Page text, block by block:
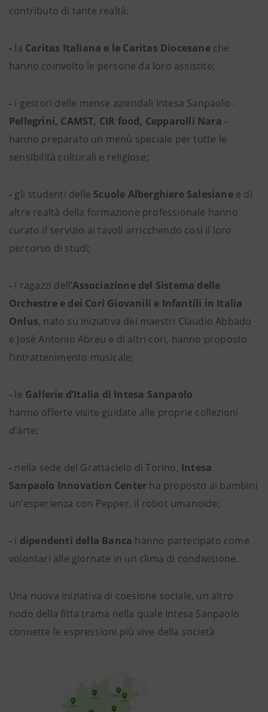
contributo di tante realtà:
- la Caritas Italiana e le Caritas Diocesaneche
hanno coinvolto le persone da loro assistite;
- i gestori delle mense aziendali Intesa Sanpaolo -
Pellegrini, CAMST, CIR food, Cepparolli Nara -
hanno preparato un menù speciale per tutte le
sensibilità culturali e religiose;
- gli studenti delle Scuole Alberghiere Salesianee di
altre realtà della formazione professionale hanno
curato il servizio ai tavoli arricchendo così il loro
percorso di studi;
- i ragazzi dell’Associazione del Sistema delle
Orchestre e dei Cori Giovanili e Infantili in Italia
Onlus, nato su iniziativa dei maestri Claudio Abbado
e José Antonio Abreu e di altri cori, hanno proposto
l’intrattenimento musicale;
- le Gallerie d’Italia di Intesa Sanpaolo
hanno offerte visite guidate alle proprie collezioni
d’arte;
- nella sede del Grattacielo di Torino, Intesa
Sanpaolo Innovation Center ha proposto ai bambini
un’esperienza con Pepper, il robot umanoide;
- i dipendenti della Banca hanno partecipato come
volontari alle giornate in un clima di condivisione.
Una nuova iniziativa di coesione sociale, un altro
nodo della fitta trama nella quale Intesa Sanpaolo
connette le espressioni più vive della società